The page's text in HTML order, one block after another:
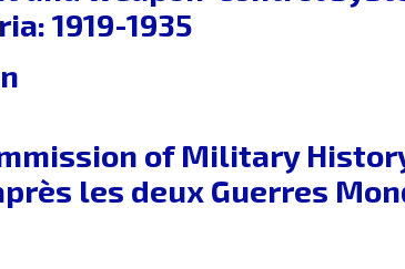
1919-1935
of Military
les deux Guerres